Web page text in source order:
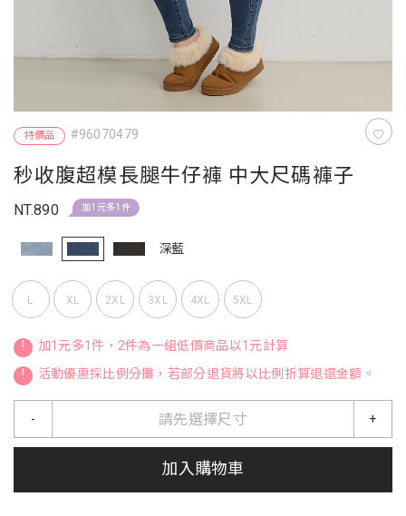
特價品 #96070479
秒收腹超模長腿牛仔褲 中大尺碼褲子
NT.890 加1元多1件
深藍
L XL 2XL 3XL 4XL 5XL
!
加1元多1件，2件為一組低價商品以1元計算
!
活動優惠採比例分攤，若部分退貨將以比例折算退還金額。
請先選擇尺寸
- +
加入購物車